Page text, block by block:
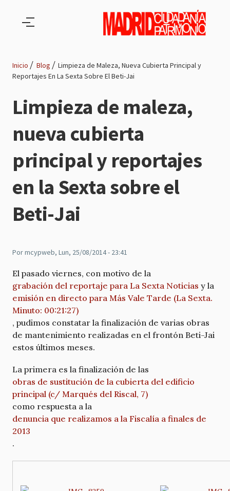
de
navegación
Inicio Blog
Limpieza de Maleza, Nueva Cubierta Principal y
Reportajes En La Sexta Sobre El Beti-Jai
Limpieza de maleza,
nueva cubierta
principal y reportajes
en la Sexta sobre el
Beti-Jai
Pormcypweb, Lun, 25/08/2014 - 23:41
El pasado viernes, con motivo de la
grabación del reportaje para La Sexta Noticias y la
emisión en directo para Más Vale Tarde (La Sexta.
Minuto: 00:21:27)
, pudimos constatar la finalización de varias obras
de mantenimiento realizadas en el frontón Beti-Jai
estos últimos meses.
La primera es la finalización de las
obras de sustitución de la cubierta del edificio
principal (c/ Marqués del Riscal, 7)
como respuesta a la
denuncia que realizamos a la Fiscalía a finales de
2013
.